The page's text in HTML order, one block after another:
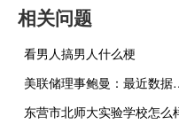
相关问题
看男人搞男人什么梗
美联储理事鲍曼：
东营市北师大实验学校怎么